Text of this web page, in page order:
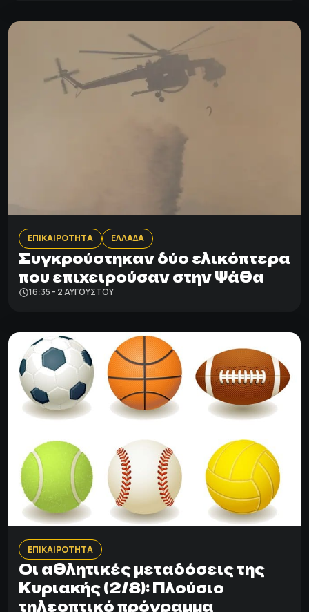
ΕΠΙΚΑΙΡΟΤΗΤΑ ΕΛΛΑΔΑ
Συγκρούστηκαν δύο ελικόπτερα
που επιχειρούσαν στην Ψάθα
16:35 - 2 ΑΥΓΟΎΣΤΟΥ
ΕΠΙΚΑΙΡΟΤΗΤΑ
Οι αθλητικές μεταδόσεις της
Κυριακής (2/8): Πλούσιο
τηλεοπτικό πρόγραμμα